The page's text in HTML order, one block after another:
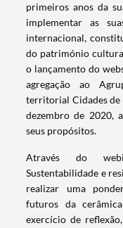
primeiros anos da
implementar as
internacional,
do património
o lançamento do
agregação ao
territorial Cidades de
dezembro de 2020,
seus propósitos.
Através do
Sustentabilidade e
realizar uma
futuros da
exercício de